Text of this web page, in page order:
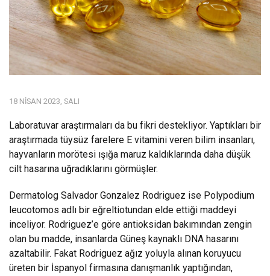
18 NISAN 2023, SALI
Laboratuvar araştırmaları da bu fikri destekliyor. Yaptıkları bir
araştırmada tüysüz farelere E vitamini veren bilim insanları,
hayvanların morötesi ışığa maruz kaldıklarında daha düşük
cilt hasarına uğradıklarını görmüşler.
Dermatolog Salvador Gonzalez Rodriguez ise Polypodium
leucotomos adlı bir eğreltiotundan elde ettiği maddeyi
inceliyor. Rodriguez’e göre antioksidan bakımından zengin
olan bu madde, insanlarda Güneş kaynaklı DNA hasarını
azaltabilir. Fakat Rodriguez ağız yoluyla alınan koruyucu
üreten bir İspanyol firmasına danışmanlık yaptığından,